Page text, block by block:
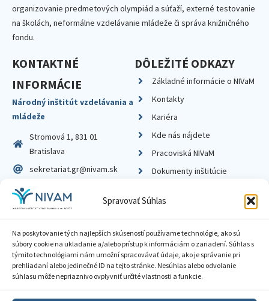
Spravovať Súhlas
Na poskytovanie tých najlepších skúseností používame technológie, ako sú
súbory cookie na ukladanie a/alebo prístup k informáciám o zariadení. Súhlas s
týmito technológiami nám umožní spracovávať údaje, ako je správanie pri
prehliadaní alebo jedinečné ID na tejto stránke. Nesúhlas alebo odvolanie
súhlasu môže nepriaznivo ovplyvniť určité vlastnosti a funkcie.
organizovanie predmetových olympiád a súťaží, externé testovanie
na školách, neformálne vzdelávanie mládeže či správa knižničného
fondu.
KONTAKTNÉ
INFORMÁCIE
Národný inštitút vzdelávania a
mládeže
Stromová 1, 831 01
Bratislava
sekretariat.gr@nivam.sk
IČO: 00164348
DIČ: 2020798714
DÔLEŽITÉ ODKAZY
Základné informácie o NIVaM
Kontakty
Kariéra
Kde nás nájdete
Pracoviská NIVaM
Dokumenty inštitúcie
Zásady ochrany súkromia